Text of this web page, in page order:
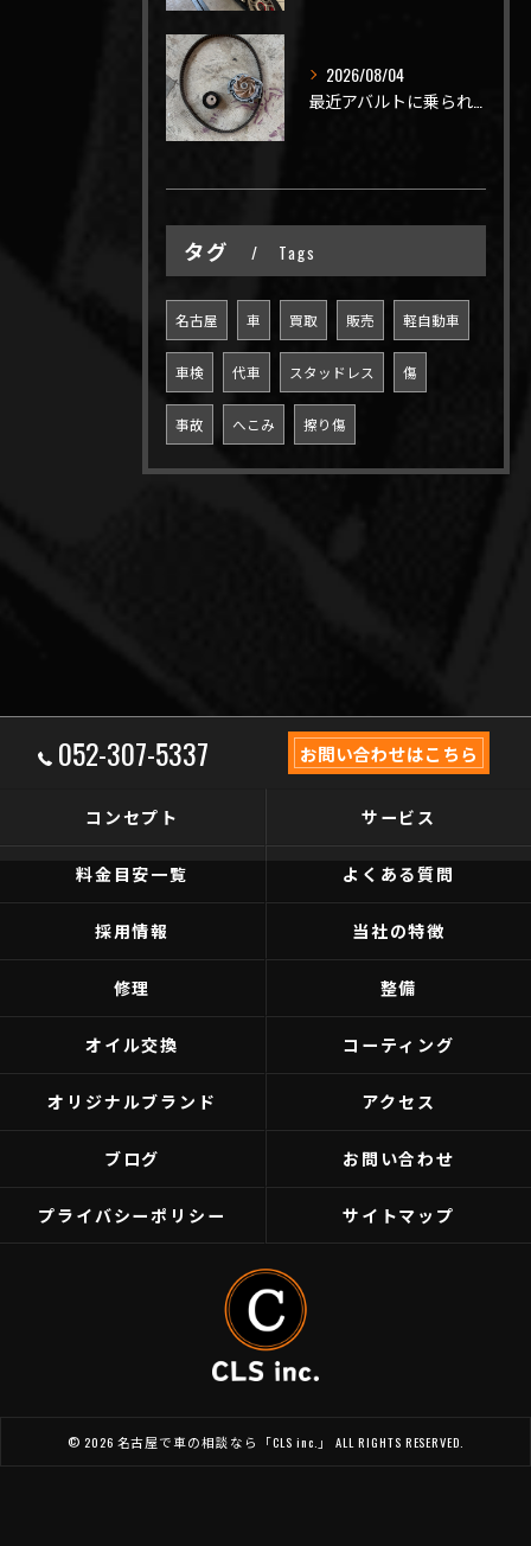
2026/08/04
最近アバルトに乗られてるお客様のご来店がありがたいことに大幅...
タグ Tags
名古屋 車 買取 販売 軽自動車
車検 代車 スタッドレス 傷
事故 へこみ 擦り傷
052-307-5337 お問い合わせはこちら
コンセプト サービス
料金目安一覧 よくある質問
採用情報 当社の特徴
修理 整備
オイル交換 コーティング
オリジナルブランド アクセス
ブログ お問い合わせ
プライバシーポリシー サイトマップ
© 2026 名古屋で車の相談なら「CLS inc.」 ALL RIGHTS RESERVED.